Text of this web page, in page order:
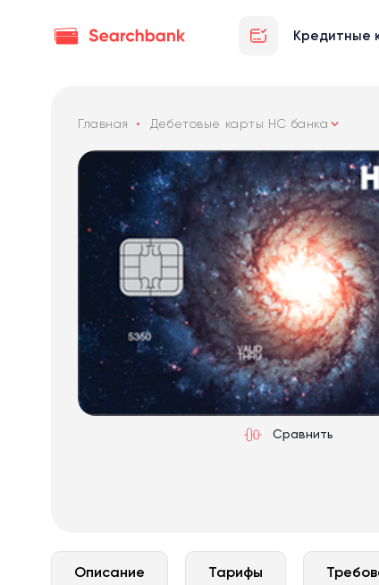
Кредитные
Главная Дебетовые карты НС банка
Сравнить
Описание Тарифы